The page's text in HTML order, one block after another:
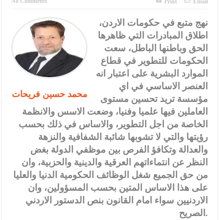
النواب يقر مشروع تعديل قانون الملكية العقارية
القاضي يلتقي رؤساء تحرير الصحف اليومية ويؤكد حرص مجلس النواب
على شراكة فاعلة مع الإعلام
دعوة المكلفين بخدمة العلم (الدفعة الثالثة) إلى مراجعة منصة خدمة
الملك يلتقي مجموعة من رفاق السلاح
الملك يتلقى اتصالا هاتفيا من العاهل البحريني
القاضي محمود أحمد فريحات.. مبارك ومزيدا من التوفيق
Print Email
محمد حسين فريحات
نهج متبع في حكومات الاردن،
اطلاق المبادرات التي ظاهرها
الحق وباطنها الباطل، سعت
الحكومات للتطوير في قطاع
الموارد البشرية على اعتبار انه
العنصر الاساسي في اي
مؤسسة تريد تحسين مستوى
العاملين فيها علميا وفنيا، وضعت الاسس والانظمة
الخاصة من اجل التطوير، والاساس في ذلك بحسب
رؤيتها والتي لا تشوبها شائبة الشفافية والنزهة
والعدالة وتكافؤ الفرص بين موظفي الدولة بغض
النظر عن انتماءاتهم العرقية والدينية والحزبية، وان
من حق الجميع شغل الوظائف الحكومية الدنيا والعليا
على هذا الاساس المتين بحسب المسؤولين، وان
الاردنيين سواء امام القانون بنص الدستور الاردني
الصريح.